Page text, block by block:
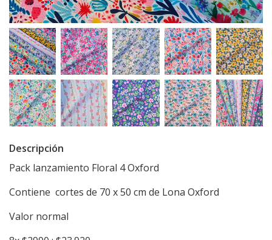
Descripción
Pack lanzamiento Floral 4 Oxford
Contiene cortes de 70 x 50 cm de Lona Oxford
Valor normal